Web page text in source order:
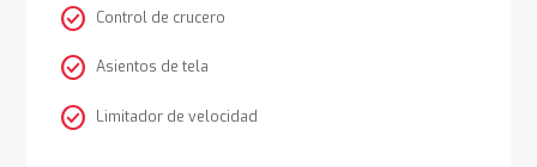
check_circle Control de crucero
check_circle Asientos de tela
check_circle Limitador de velocidad